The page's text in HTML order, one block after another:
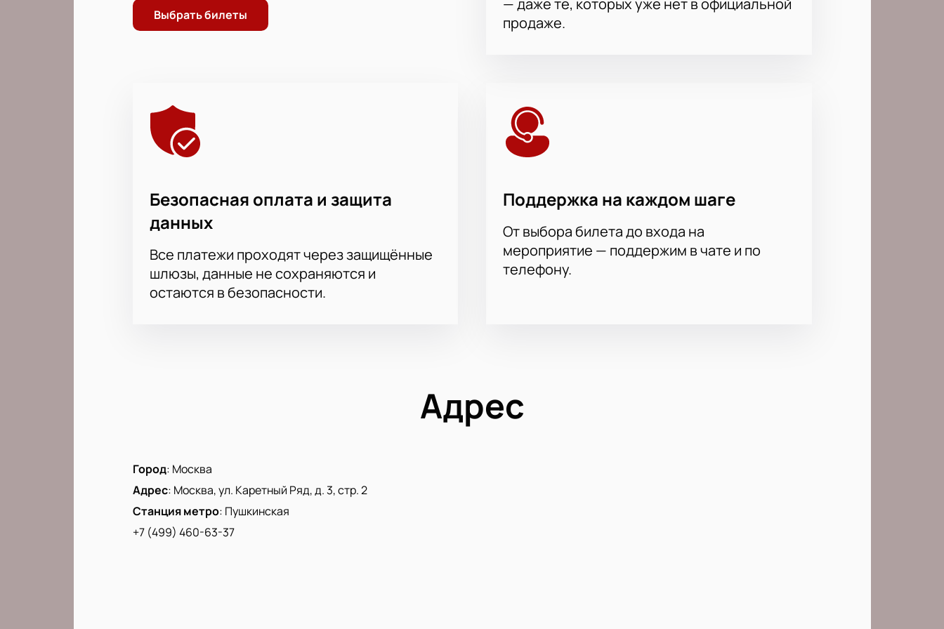
Выбрать билеты
продаже.
Безопасная оплата и защита
данных
Все платежи проходят через защищённые
шлюзы, данные не сохраняются и
остаются в безопасности.
Поддержка на каждом шаге
От выбора билета до входа на
мероприятие — поддержим в чате и по
телефону.
Адрес
Город: Москва
Адрес: Москва, ул. Каретный Ряд, д. 3, стр. 2
Станция метро: Пушкинская
+7 (499) 460-63-37